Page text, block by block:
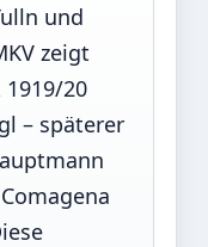
und
zeigt
20
– späterer